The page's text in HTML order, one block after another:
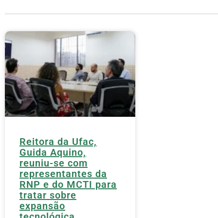
Reitora da Ufac,
Guida Aquino,
reuniu-se com
representantes da
RNP e do MCTI para
tratar sobre
expansão